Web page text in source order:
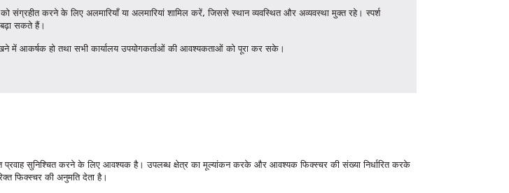
संग्रहीत करने के लिए अलमारियाँ या अलमारियां शामिल करें, जिससे स्थान व्यवस्थित और अव्यवस्था मुक्त रहे। स्पर्श
सकते हैं।
में आकर्षक हो तथा सभी कार्यालय उपयोगकर्ताओं की आवश्यकताओं को पूरा कर सके।
सुनिश्चित करने के लिए आवश्यक है। उपलब्ध क्षेत्र का मूल्यांकन करके और आवश्यक फिक्स्चर की संख्या निर्धारित करके
फिक्स्चर की अनुमति देता है।